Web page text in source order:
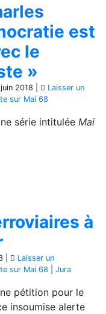
est
le
»
2018
Laisser un
sur Mai 68
série intitulée Mai
à
Laisser un
sur Mai 68 Jura
pétition pour le
insoumise alerte